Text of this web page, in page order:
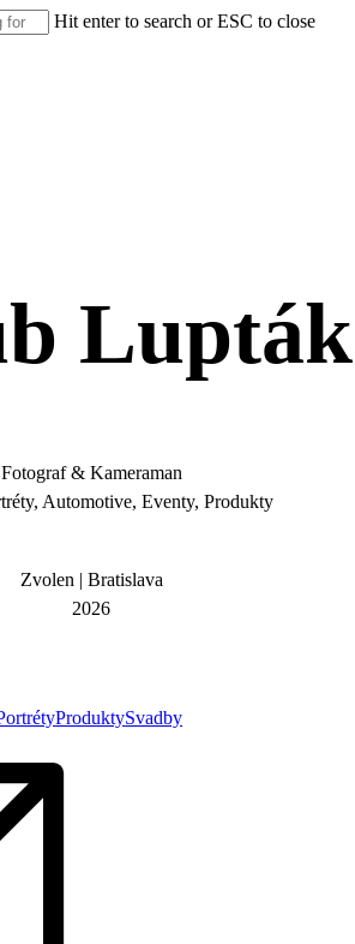
Hit enter to search or ESC to close
Lupták
Fotograf & Kameraman
Automotive, Eventy, Produkty
Zvolen | Bratislava
2026
ProduktySvadby